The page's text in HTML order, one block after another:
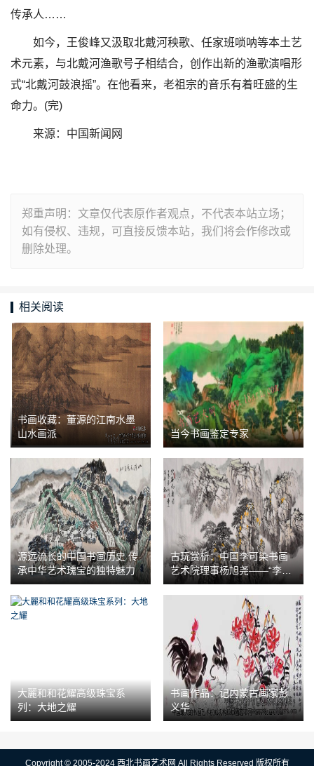
传承人……
如今，王俊峰又汲取北戴河秧歌、任家班唢呐等本土艺
术元素，与北戴河渔歌号子相结合，创作出新的渔歌演唱形
式“北戴河鼓浪摇”。在他看来，老祖宗的音乐有着旺盛的生
命力。(完)
来源：中国新闻网
郑重声明：文章仅代表原作者观点，不代表本站立场；
如有侵权、违规，可直接反馈本站，我们将会作修改或
删除处理。
相关阅读
书画收藏：董源的江南水墨
山水画派
当今书画鉴定专家
源远流长的中国书画历史 传
承中华艺术瑰宝的独特魅力
古玩赏析：中国李可染书画
艺术院理事杨旭尧——“李家
山水”经典传承
大麗和和花耀高级珠宝系
列：大地之耀
书画作品：记内蒙古画家彭
义华
Copyright © 2005-2024 西北书画艺术网 All Rights Reserved 版权所有